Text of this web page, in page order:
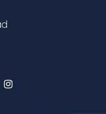
instagram